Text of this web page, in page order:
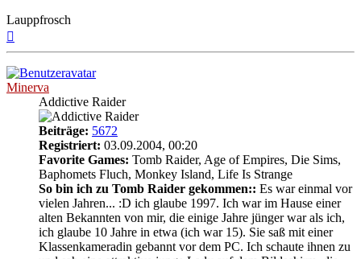
Lauppfrosch
oben
Minerva
Addictive Raider
Beiträge: 5672
Registriert: 03.09.2004, 00:20
Favorite Games: Tomb Raider, Age of Empires, Die Sims,
Baphomets Fluch, Monkey Island, Life Is Strange
So bin ich zu Tomb Raider gekommen:: Es war einmal vor
vielen Jahren... :D ich glaube 1997. Ich war im Hause einer
alten Bekannten von mir, die einige Jahre jünger war als ich,
ich glaube 10 Jahre in etwa (ich war 15). Sie saß mit einer
Klassenkameradin gebannt vor dem PC. Ich schaute ihnen zu